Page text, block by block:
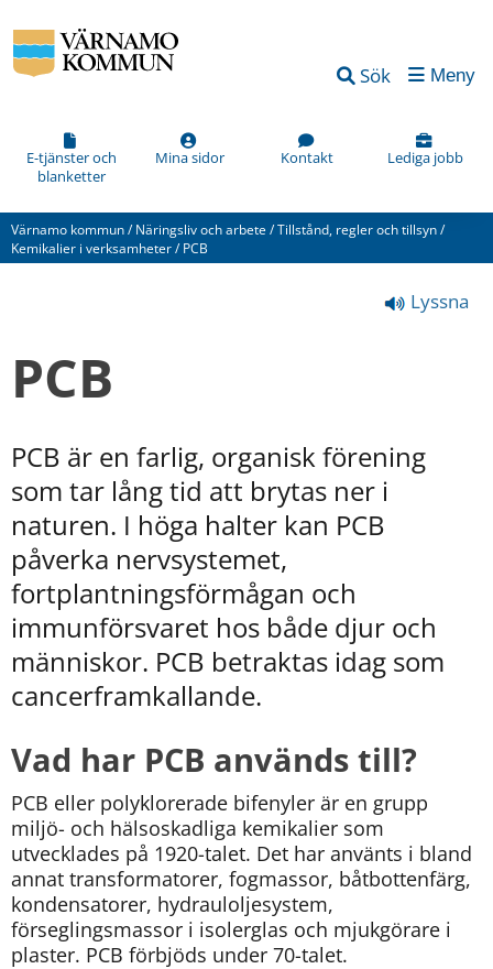
Sök Meny
E-tjänster och
blanketter
Mina sidor Kontakt Lediga jobb
Värnamo kommun/ Näringsliv och arbete/Tillstånd, regler och tillsyn/
Kemikalier i verksamheter/ PCB
Lyssna
PCB
PCB är en farlig, organisk förening
som tar lång tid att brytas ner i
naturen. I höga halter kan PCB
påverka nervsystemet,
fortplantningsförmågan och
immunförsvaret hos både djur och
människor. PCB betraktas idag som
cancerframkallande.
Vad har PCB används till?
PCB eller polyklorerade bifenyler är en grupp
miljö- och hälsoskadliga kemikalier som
utvecklades på 1920-talet. Det har använts i bland
annat transformatorer, fogmassor, båtbottenfärg,
kondensatorer, hydrauloljesystem,
förseglingsmassor i isolerglas och mjukgörare i
plaster. PCB förbjöds under 70-talet.
Vad
kan
förbättra
den
här
(obligatorisk)
Hur
kan
göra
informationen
bättre
för
dig?
Webbadress
sidan
meddelandet.